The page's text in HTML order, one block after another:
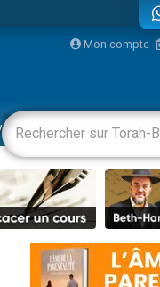
Mon compte
Livres